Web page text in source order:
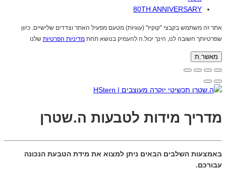
80TH ANNIVERSARY
אתר זה משתמש בקבצי "קוקיז" (עוגיות) מטעם מפעיל האתר וצדדים שלישיים. כיוון
שפרטיותך חשובה לנו, הינך יכול.ה להעמיק בנושא תחת מדיניות הפרטיות שלנו
מאשר.ת
מדריך מידות לטבעות ה.שטרן
באמצעות השלבים הבאים ניתן למצוא את מידת הטבעת הנכונה
עבורכם.